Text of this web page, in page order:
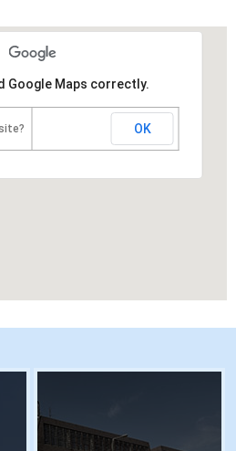
Google Maps correctly.
OK